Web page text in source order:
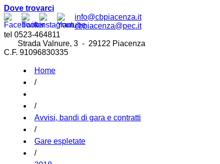
Dove trovarci
info@cbpiacenza.it
cbpiacenza@pec.it
tel 0523-464811
Strada Valnure, 3 - 29122 Piacenza
C.F. 91096830335
Home
/
/
Avvisi, bandi di gara e contratti
/
Gare espletate
/